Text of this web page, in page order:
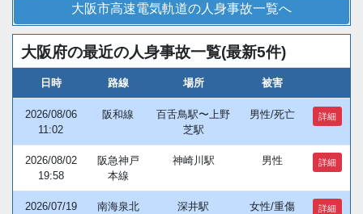
大阪市高速電気軌道の人身事故一覧へ
大阪府の最近の人身事故一覧(最新5件)
日時 路線 場所 被害
2026/08/06
11:02
阪和線
百舌鳥駅〜上野
芝駅
男性/死亡 詳細
2026/08/02
19:58
阪急神戸
本線
神崎川駅 男性 詳細
2026/07/19
南海泉北
深井駅 女性/重傷 詳細